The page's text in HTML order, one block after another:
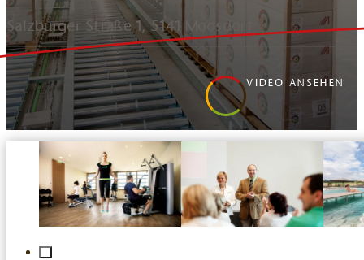
Salzburger Straße 1, 5141 Moosdorf
VIDEO ANSEHEN